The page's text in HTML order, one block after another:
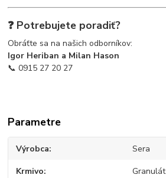
❓ Potrebujete poradiť?
Obráťte sa na našich odborníkov:
Igor Heriban a Milan Hason
📞 0915 27 20 27
Parametre
Výrobca Sera
Krmivo Granulát